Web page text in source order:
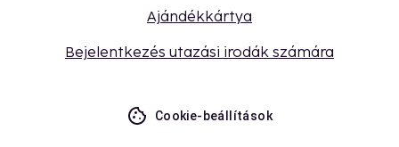
Ajándékkártya
Bejelentkezés utazási irodák számára
Cookie-beállítások